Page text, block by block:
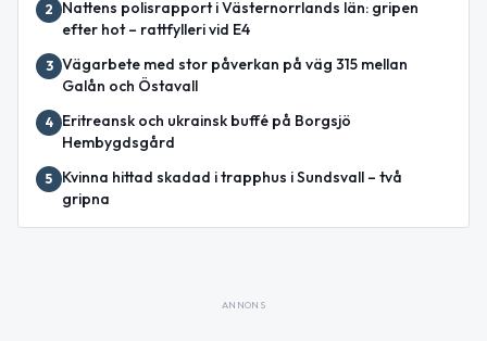
2
Nattens polisrapport i Västernorrlands län: gripen
efter hot – rattfylleri vid E4
3 Vägarbete med stor påverkan på väg 315 mellan
Galån och Östavall
4
Eritreansk och ukrainsk buffé på Borgsjö
Hembygdsgård
5
Kvinna hittad skadad i trapphus i Sundsvall – två
gripna
ANNONS